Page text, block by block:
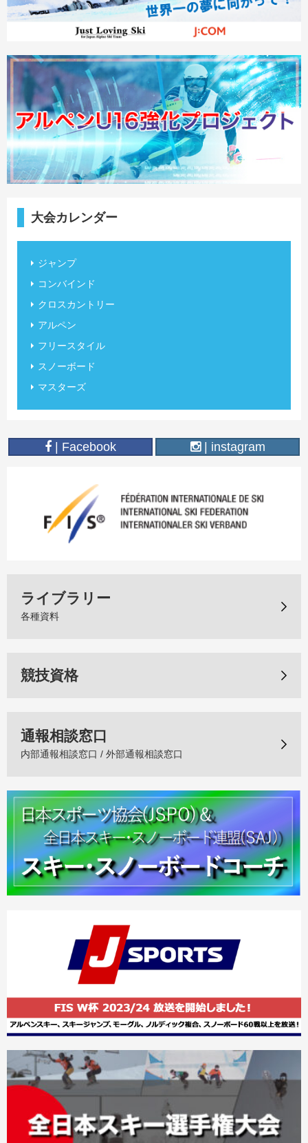
大会カレンダー
ジャンプ
コンバインド
クロスカントリー
アルペン
フリースタイル
スノーボード
マスターズ
| Facebook | instagram
ライブラリー
各種資料
競技資格
通報相談窓口
内部通報相談窓口 / 外部通報相談窓口